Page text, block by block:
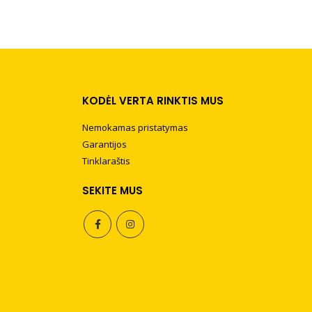
KODĖL VERTA RINKTIS MUS
Nemokamas pristatymas
Garantijos
Tinklaraštis
SEKITE MUS